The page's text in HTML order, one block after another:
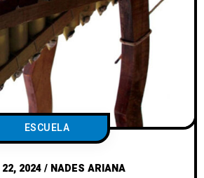
ESCUELA
2024/ NADES ARIANA